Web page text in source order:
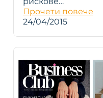
Прочети повече
24/04/2015